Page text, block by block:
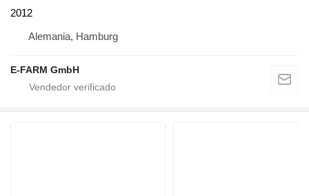
2012
Alemania, Hamburg
E-FARM GmbH